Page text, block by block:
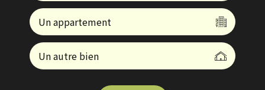
Un appartement
Un autre bien